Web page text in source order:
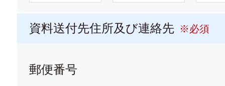
金城学院大学
大学パンフレット
資料送付先住所及び連絡先 ※必須
郵便番号